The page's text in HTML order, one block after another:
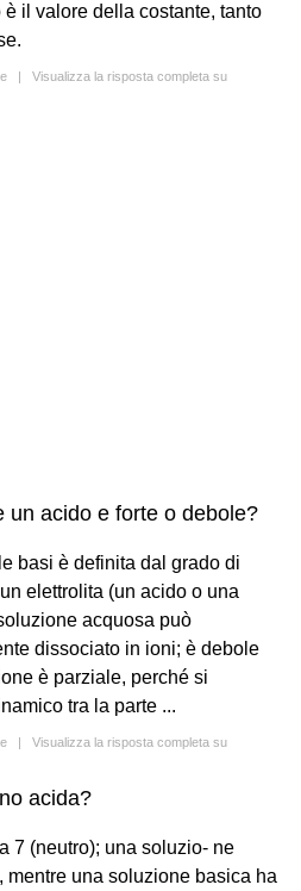
il valore della costante, tanto
| Visualizza la risposta completa su
un acido e forte o debole?
basi è definita dal grado di
elettrolita (un acido o una
acquosa può
dissociato in ioni; è debole
è parziale, perché si
tra la parte ...
| Visualizza la risposta completa su
acida?
7 (neutro); una soluzio- ne
mentre una soluzione basica ha